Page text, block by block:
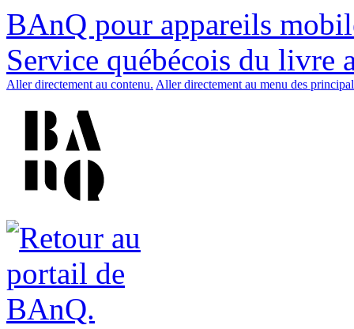
BAnQ pour appareils
Service québécois du livre
Aller directement au contenu. Aller directement au menu des